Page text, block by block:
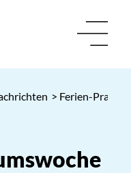
> Ferien-